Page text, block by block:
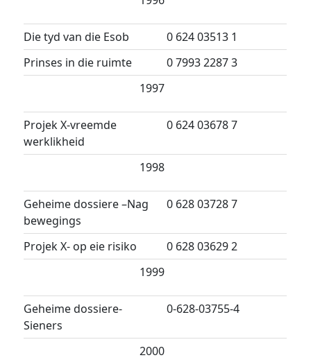
Die tyd van die Esob
0 624 03513 1
Prinses in die ruimte
0 7993 2287 3
1997
Projek X-vreemde
werklikheid
0 624 03678 7
1998
Geheime dossiere –Nag
bewegings
0 628 03728 7
Projek X- op eie risiko
0 628 03629 2
1999
Geheime dossiere-
Sieners
0-628-03755-4
2000